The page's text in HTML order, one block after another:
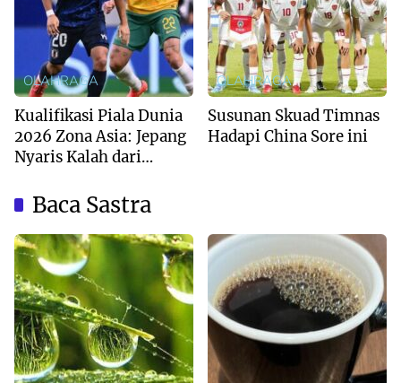
OLAHRAGA
Kualifikasi Piala Dunia
2026 Zona Asia: Jepang
Nyaris Kalah dari
OLAHRAGA
Susunan Skuad Timnas
Hadapi China Sore ini
Baca Sastra